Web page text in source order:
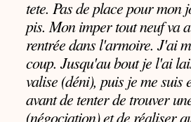
tete. Pas de place pour mon
pis. Mon imper tout neuf va
rentrée dans l'armoire. J'ai
coup. Jusqu'au bout je l'ai
valise (déni), puis je me suis
avant de tenter de trouver
(négociation) et de réaliser